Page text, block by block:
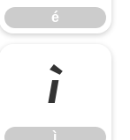
é
ì
ì